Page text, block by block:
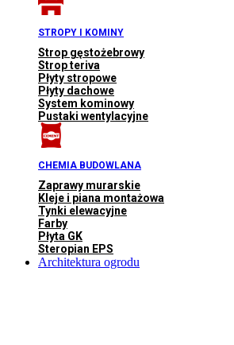
STROPY I KOMINY
Strop gęstożebrowy
Strop teriva
Płyty stropowe
Płyty dachowe
System kominowy
Pustaki wentylacyjne
CHEMIA BUDOWLANA
Zaprawy murarskie
Kleje i piana montażowa
Tynki elewacyjne
Farby
Płyta GK
Steropian EPS
Architektura ogrodu